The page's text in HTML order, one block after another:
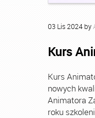
03 Lis2024 by
Kurs
Kurs
nowych
Animatora
roku